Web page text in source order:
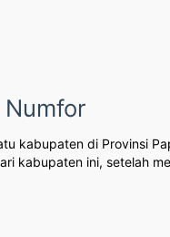
Numfor
kabupaten di Provinsi
kabupaten ini, setelah